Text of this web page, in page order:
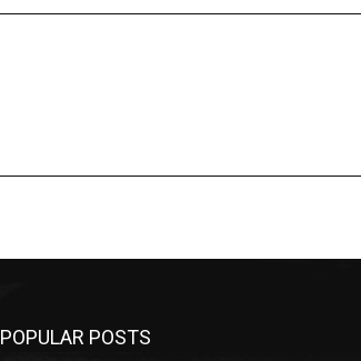
POPULAR POSTS